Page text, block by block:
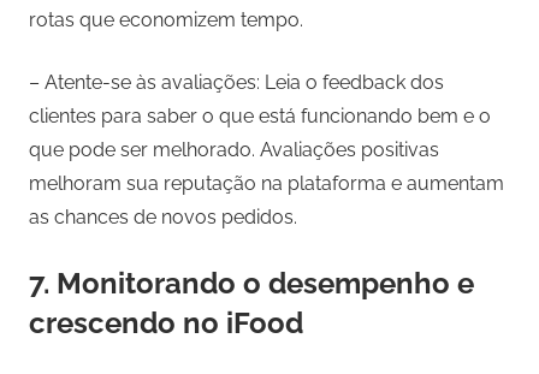
rotas que economizem tempo.
– Atente-se às avaliações: Leia o feedback dos
clientes para saber o que está funcionando bem e o
que pode ser melhorado. Avaliações positivas
melhoram sua reputação na plataforma e aumentam
as chances de novos pedidos.
7. Monitorando o desempenho e
crescendo no iFood